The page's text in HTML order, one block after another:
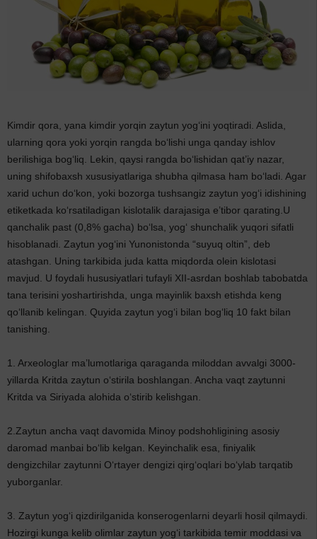
Kimdir qora, yana kimdir yorqin zaytun yog‘ini yoqtiradi. Aslida,
ularning qora yoki yorqin rangda bo‘lishi unga qanday ishlov
berilishiga bog‘liq. Lekin, qaysi rangda bo‘lishidan qat’iy nazar,
uning shifobaxsh xususiyatlariga shubha qilmasa ham bo‘ladi. Agar
xarid uchun do‘kon, yoki bozorga tushsangiz zaytun yog‘i idishining
etiketkada ko‘rsatiladigan kislotalik darajasiga e’tibor qarating.U
qanchalik past (0,8% gacha) bo‘lsa, yog‘ shunchalik yuqori sifatli
hisoblanadi. Zaytun yog‘ini Yunonistonda “suyuq oltin”, deb
atashgan. Uning tarkibida juda katta miqdorda olein kislotasi
mavjud. U foydali hususiyatlari tufayli XII-asrdan boshlab tabobatda
tana terisini yoshartirishda, unga mayinlik baxsh etishda keng
qo‘llanib kelingan. Quyida zaytun yog‘i bilan bog‘liq 10 fakt bilan
tanishing.
1. Arxeologlar ma’lumotlariga qaraganda miloddan avvalgi 3000-
yillarda Kritda zaytun o‘stirila boshlangan. Ancha vaqt zaytunni
Kritda va Siriyada alohida o‘stirib kelishgan.
2.Zaytun ancha vaqt davomida Minoy podshohligining asosiy
daromad manbai bo‘lib kelgan. Keyinchalik esa, finiyalik
dengizchilar zaytunni O‘rtayer dengizi qirg‘oqlari bo‘ylab tarqatib
yuborganlar.
3. Zaytun yog‘i qizdirilganida konserogenlarni deyarli hosil qilmaydi.
Hozirgi kunga kelib olimlar zaytun yog‘i tarkibida temir moddasi va